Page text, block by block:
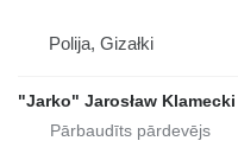
Polija, Gizałki
"Jarko" Jarosław Klamecki